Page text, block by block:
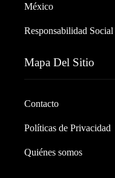
México
Responsabilidad Social
Mapa Del Sitio
Contacto
Políticas de Privacidad
Quiénes somos